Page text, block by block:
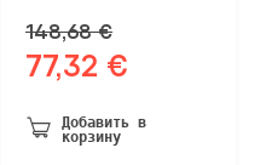
148,68€
Первоначальная
была:
148,68 €.
77,32 €
77,32 €.
Добавить в
корзину